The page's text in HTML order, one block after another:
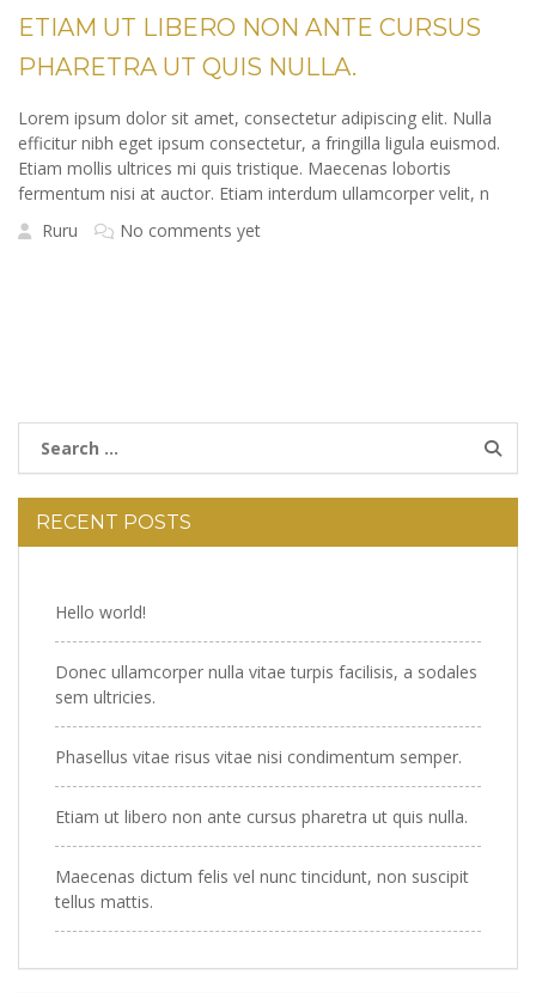
ETIAM UT LIBERO NON ANTE CURSUS
PHARETRA UT QUIS NULLA.
Lorem ipsum dolor sit amet, consectetur adipiscing elit. Nulla
efficitur nibh eget ipsum consectetur, a fringilla ligula euismod.
Etiam mollis ultrices mi quis tristique. Maecenas lobortis
fermentum nisi at auctor. Etiam interdum ullamcorper velit, n
Ruru
No comments yet
RECENT POSTS
Hello world!
Donec ullamcorper nulla vitae turpis facilisis, a sodales
sem ultricies.
Phasellus vitae risus vitae nisi condimentum semper.
Etiam ut libero non ante cursus pharetra ut quis nulla.
Maecenas dictum felis vel nunc tincidunt, non suscipit
tellus mattis.